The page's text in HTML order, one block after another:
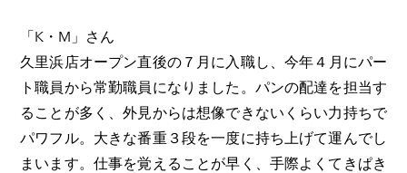
「K・M」さん
​久里浜店オープン直後の７月に入職し、今年４月にパー
ト職員から常勤職員になりました。パンの配達を担当す
ることが多く、外見からは想像できないくらい力持ちで
パワフル。大きな番重３段を一度に持ち上げて運んでし
まいます。仕事を覚えることが早く、手際よくてきぱき